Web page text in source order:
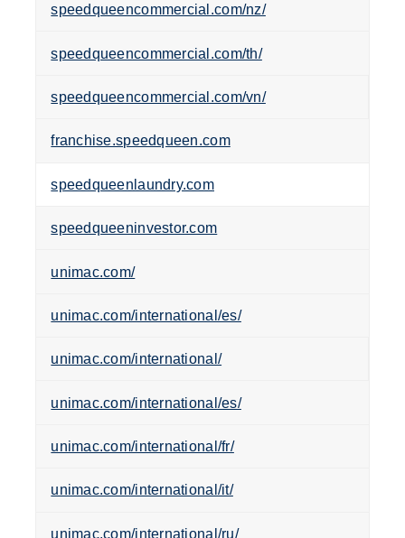
speedqueencommercial.com/nz/
speedqueencommercial.com/th/
speedqueencommercial.com/vn/
franchise.speedqueen.com
speedqueenlaundry.com
speedqueeninvestor.com
unimac.com/
unimac.com/international/es/
unimac.com/international/
unimac.com/international/es/
unimac.com/international/fr/
unimac.com/international/it/
unimac.com/international/ru/